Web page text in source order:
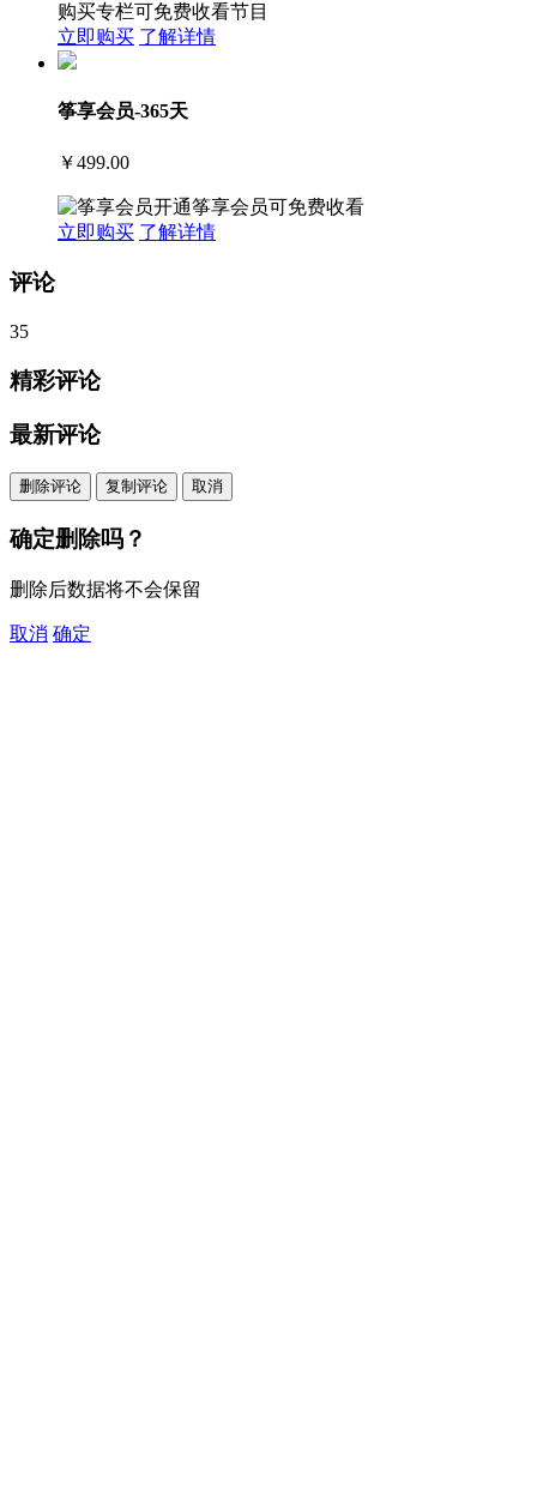
购买专栏可免费收看节目
立即购买 了解详情
筝享会员-365天
￥499.00
开通筝享会员可免费收看
立即购买 了解详情
评论
35
精彩评论
最新评论
删除评论 复制评论 取消
确定删除吗？
删除后数据将不会保留
取消 确定